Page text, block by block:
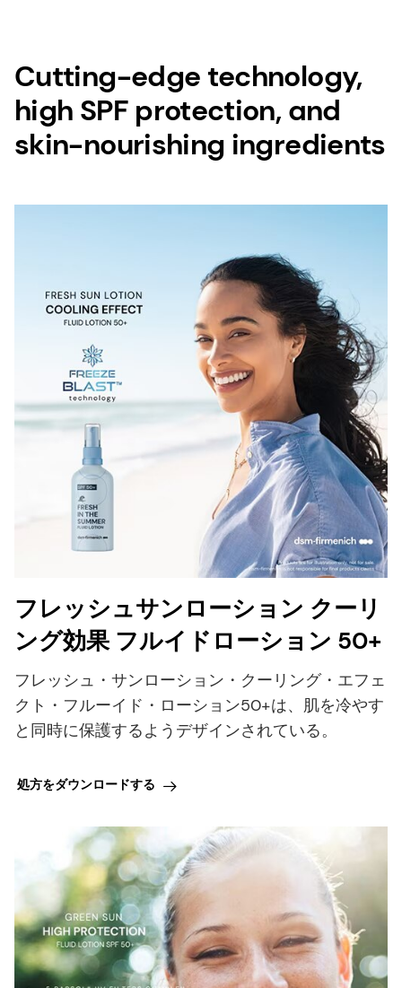
Cutting-edge technology,
high SPF protection, and
skin-nourishing ingredients
フレッシュサンローション クーリ
ング効果 フルイドローション 50+
フレッシュ・サンローション・クーリング・エフェ
クト・フルーイド・ローション50+は、肌を冷やす
と同時に保護するようデザインされている。
処方をダウンロードする